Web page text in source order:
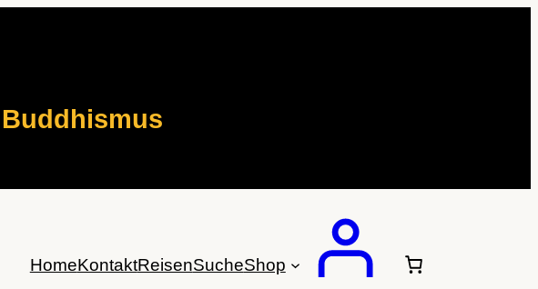
HomeKontaktReisenSucheShop